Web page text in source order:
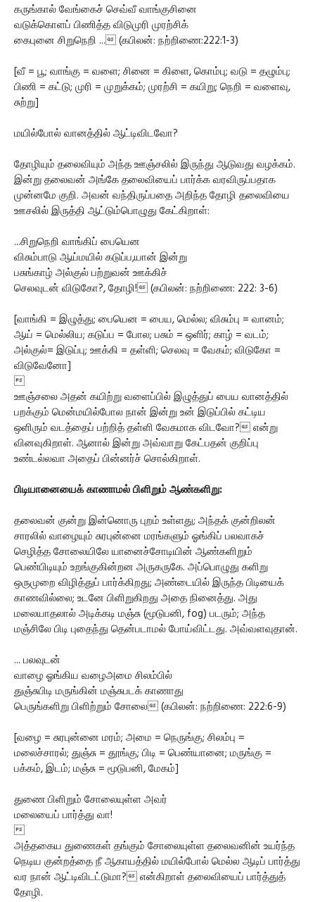
கருங்கால் வேங்கைச் செவ்வீ வாங்குசினை
வடுக்கொளப் பிணித்த விடுமுரி முரற்சிக்
கைபுனை சிறுநெறி ... (கபிலன்: நற்றிணை:222:1-3)
[வீ = பூ; வாங்கு = வளை; சினை = கிளை, கொம்பு; வடு = தழும்பு;
பிணி = கட்டு; முரி = முறுக்கம்; முரற்சி = கயிறு; நெறி = வளைவு,
சுற்று]
மயில்போல் வானத்தில் ஆட்டிவிடவோ?
தோழியும் தலைவியும் அந்த ஊஞ்சலில் இருந்து ஆடுவது வழக்கம்.
இன்று தலைவன் அங்கே தலைவியைப் பார்க்க வரவிருப்பதாக
முன்னமே குறி. அவன் வந்திருப்பதை அறிந்த தோழி தலைவியை
ஊசலில் இருத்தி ஆட்டும்பொழுது கேட்கிறாள்:
...சிறுநெறி வாங்கிப் பையென
விசும்பாடு ஆய்மயில் கடுப்ப,யான் இன்று
பசுங்காழ் அல்குல் பற்றுவன் ஊக்கிச்
செலவுடன் விடுகோ?, தோழி! (கபிலன்: நற்றிணை: 222: 3-6)
[வாங்கி = இழுத்து; பையென = பைய, மெல்ல; விசும்பு = வானம்;
ஆய் = மெல்லிய; கடுப்ப = போல; பசும் = ஒளிர்; காழ் = வடம்;
அல்குல்= இடுப்பு; ஊக்கி = தள்ளி; செலவு = வேகம்; விடுகோ =
விடுவேனோ]
ஊஞ்சலை அதன் கயிற்று வளைப்பில் இழுத்துப் பைய வானத்தில்
பறக்கும் மென்மயில்போல நான் இன்று உன் இடுப்பில் கட்டிய
ஒளிரும் வடத்தைப் பற்றித் தள்ளி வேகமாக விடவோ? என்று
வினவுகிறாள். ஆனால் இன்று அவ்வாறு கேட்பதன் குறிப்பு
உண்டல்லவா அதைப் பின்னர்ச் சொல்கிறாள்.
பிடியானையைக் காணாமல் பிளிறும் ஆண்களிறு:
தலைவன் குன்று இன்னொரு புறம் உள்ளது; அந்தக் குன்றிலன்
சாரலில் வாழையும் சுரபுன்னை மரங்களும் ஓங்கிப் பலவாகச்
செழித்த சோலையிலே யானைச்சோடியின் ஆண்களிறும்
பெண்பிடியும் உறங்குகின்றன அருகருகே. அப்பொழுது களிறு
ஒருமுறை விழித்துப் பார்க்கிறது; அண்டையில் இருந்த பிடியைக்
காணவில்லை; உடனே பிளிறுகிறது அதை நினைத்து. அது
மலையாதலால் அடிக்கடி மஞ்சு (மூடுபனி, fog) படரும்; அந்த
மஞ்சிலே பிடி புதைந்து தென்படாமல் போய்விட்டது. அவ்வளவுதான்.
... பலவுடன்
வாழை ஓங்கிய வழைஅமை சிலம்பில்
துஞ்சுபிடி மருங்கின் மஞ்சுபடக் காணாது
பெருங்களிறு பிளிற்றும் சோலை (கபிலன்: நற்றிணை: 222:6-9)
[வழை = சுரபுன்னை மரம்; அமை = நெருங்கு; சிலம்பு =
மலைச்சாரல்; துஞ்சு = தூங்கு; பிடி = பெண்யானை; மருங்கு =
பக்கம், இடம்; மஞ்சு = மூடுபனி, மேகம்]
துணை பிளிறும் சோலையுள்ள அவர்
மலையைப் பார்த்து வா!
அத்தகைய துணைகள் தங்கும் சோலையுள்ள தலைவனின் உயர்ந்த
நெடிய குன்றத்தை நீ ஆகாயத்தில் மயில்போல் மெல்ல ஆடிப் பார்த்து
வர நான் ஆட்டிவிடட்டுமா? என்கிறாள் தலைவியைப் பார்த்துத்
தோழி.